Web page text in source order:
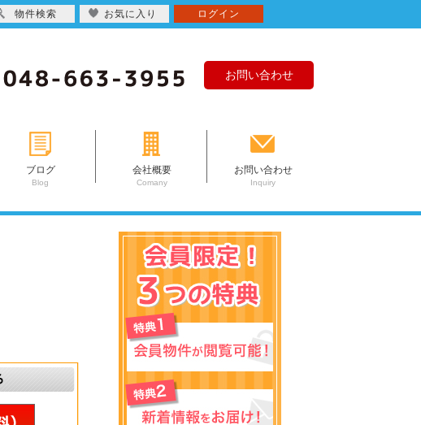
お問い合わせ
ブログ
Blog
会社概要
Comany
お問い合わせ
Inquiry
物件検索 お気に入り ログイン